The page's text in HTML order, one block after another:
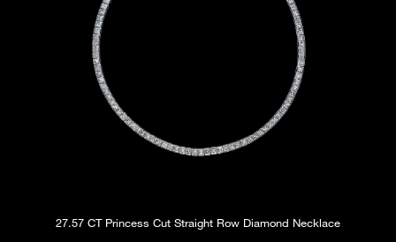
27.57 CT Princess Cut Straight Row Diamond Necklace